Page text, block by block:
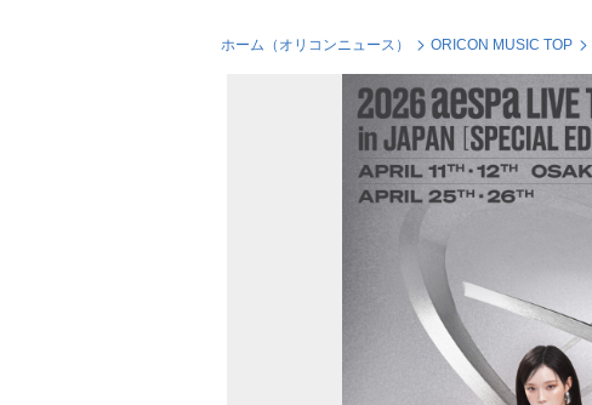
ホーム（オリコンニュース） ORICON MUSIC TOP